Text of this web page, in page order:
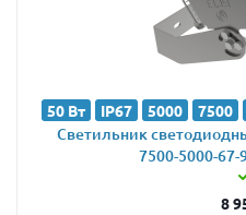
50 Вт IP67 5000 7500
Светильник
7500-5000-
8